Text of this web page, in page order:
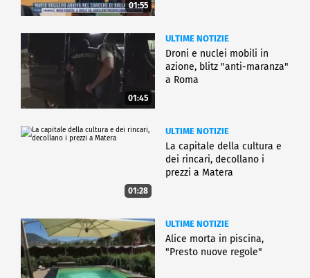
01:55
01:45
ULTIME NOTIZIE
Droni e nuclei mobili in
azione, blitz "anti-maranza"
a Roma
01:28
ULTIME NOTIZIE
La capitale della cultura e
dei rincari, decollano i
prezzi a Matera
ULTIME NOTIZIE
Alice morta in piscina,
"Presto nuove regole"